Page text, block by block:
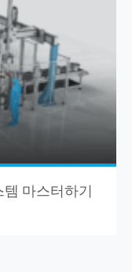
마스터하기